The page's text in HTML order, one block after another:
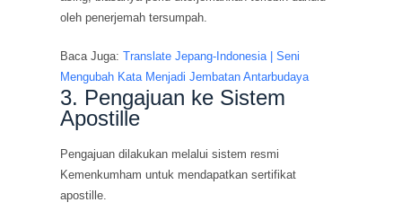
oleh penerjemah tersumpah.
Baca Juga:Translate Jepang-Indonesia | Seni
Mengubah Kata Menjadi Jembatan Antarbudaya
3. Pengajuan ke Sistem
Apostille
Pengajuan dilakukan melalui sistem resmi
Kemenkumham untuk mendapatkan sertifikat
apostille.